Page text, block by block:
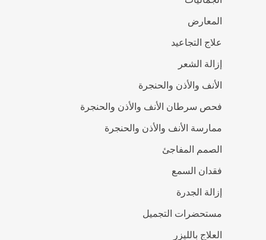
المعارض
علاج التجاعيد
إزالة الشعر
الأنف والأذن والحنجرة
فحص سرطان الأنف والأذن والحنجرة
ممارسة الأنف والأذن والحنجرة
الصمم المفاجئ
فقدان السمع
إزالة الجدرة
مستحضرات التجميل
العلاج بالليزر